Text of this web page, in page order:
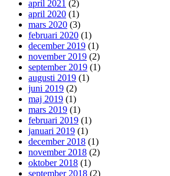
april 2021 (2)
april 2020 (1)
mars 2020 (3)
februari 2020 (1)
december 2019 (1)
november 2019 (2)
september 2019 (1)
augusti 2019 (1)
juni 2019 (2)
maj 2019 (1)
mars 2019 (1)
februari 2019 (1)
januari 2019 (1)
december 2018 (1)
november 2018 (2)
oktober 2018 (1)
september 2018 (2)